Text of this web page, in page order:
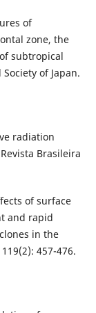
of
zone, the
subtropical
of Japan.
radiation
Brasileira
of surface
and rapid
in the
457-476.